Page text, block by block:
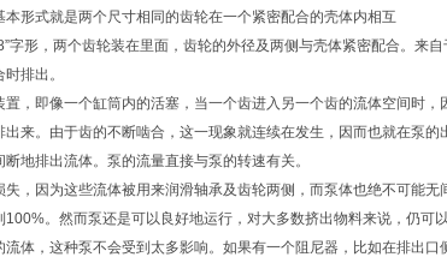
形式就是两个尺寸相同的齿轮在一个紧密配合的壳体内相互
字形，两个齿轮装在里面，齿轮的外径及两侧与壳体紧密配合。来
排出。
，即像一个缸筒内的活塞，当一个齿进入另一个齿的流体空间时
来。由于齿的不断啮合，这一现象就连续在发生，因而也就在泵
地排出流体。泵的流量直接与泵的转速有关。
，因为这些流体被用来润滑轴承及齿轮两侧，而泵体也绝不可能
。然而泵还是可以良好地运行，对大多数挤出物料来说，仍可
体，这种泵不会受到太多影响。如果有一个阻尼器，比如在排出